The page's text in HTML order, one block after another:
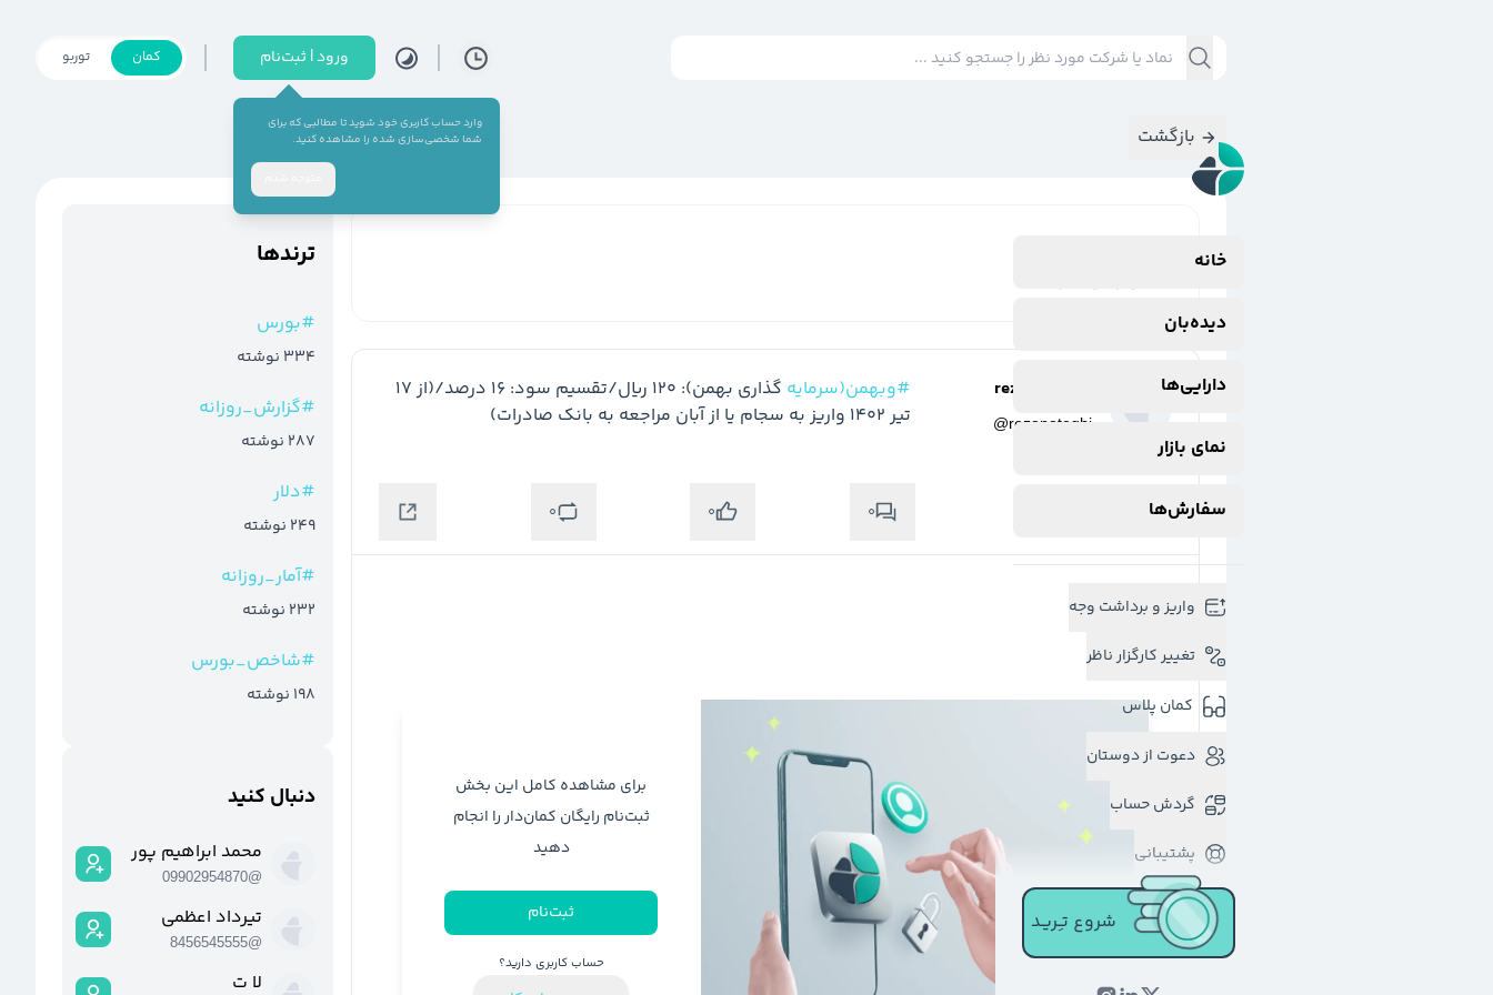
ورود | ثبت‌نام
وارد حساب کاربری خود شوید تا مطالبی که برای
شما شخصی‌سازی شده را مشاهده کنید.
کمان توربو
خانه
دیده‌بان
دارایی‌ها
نمای بازار
سفارش‌ها
واریز و برداشت وجه
تغییر کارگزار ناظر
کمان پلاس
دعوت از دوستان
گردش حساب
پشتیبانی
شروع تـِـریـد
بازگشت
reza nateghi
@rezanateghi
#وبهمن(سرمايه
تیر 1402 واریز به سجام یا از آبان مراجعه به بانک صادرات)
0
0
0
برای مشاهده کامل این بخش
ثبت‌نام رایگان کمان‌دار را انجام
دهید
ثبت‌نام
حساب کاربری دارید؟
ترند‌ها
#بورس
334 نوشته
#گزارش_روزانه
287 نوشته
#دلار
249 نوشته
#آمار_روزانه
232 نوشته
#شاخص_بورس
198 نوشته
دنبال کنید
محمد ابراهیم پور
@
09902954870
تیرداد اعظمی
@
8456545555
لا ت